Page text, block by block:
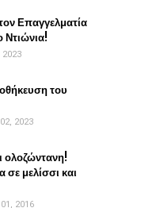
Επαγγελματία
2023
του
2023
ολοζώντανη!
σε μελίσσι και
2016